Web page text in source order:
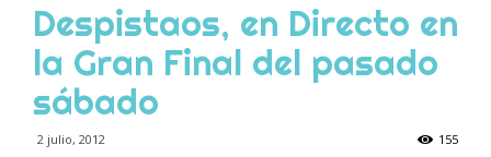
Despistaos, en Directo en
la Gran Final del pasado
sábado
2 julio, 2012 155